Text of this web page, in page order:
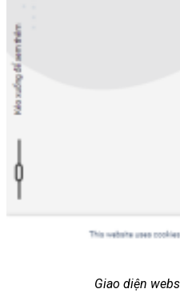
Giao diện